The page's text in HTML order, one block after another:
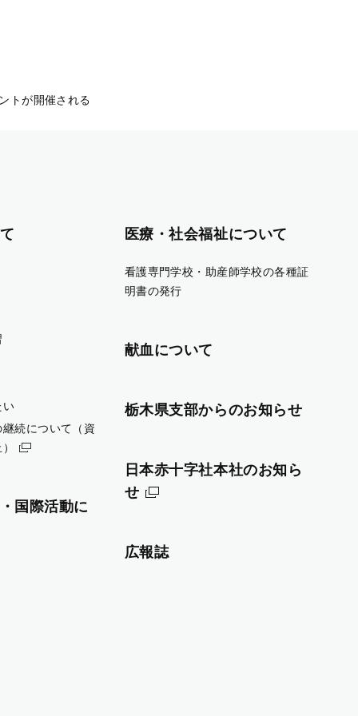
トが開催される
い
続について（資
国際活動に
医療・社会福祉について
看護専門学校・助産師学校の各種証
明書の発行
献血について
栃木県支部からのお知らせ
日本赤十字社本社のお知ら
せ
広報誌